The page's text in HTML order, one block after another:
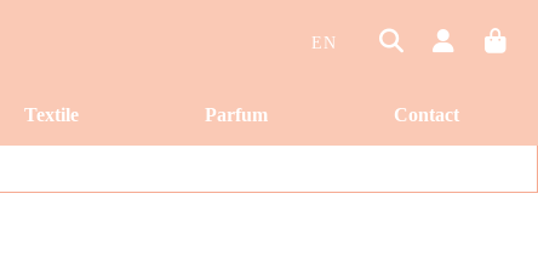
EN
Textile Parfum Contact